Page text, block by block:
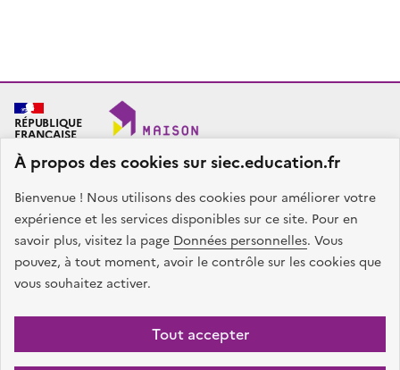
À propos des cookies sur siec.education.fr
Bienvenue ! Nous utilisons des cookies pour améliorer votre
expérience et les services disponibles sur ce site. Pour en
savoir plus, visitez la page Données personnelles. Vous
pouvez, à tout moment, avoir le contrôle sur les cookies que
vous souhaitez activer.
Tout accepter
RÉPUBLIQUE
FRANÇAISE
SIEC - Maison des examens
Académies de Créteil, Paris et Versailles
7, rue Ernest Renan
94749 ARCUEIL CEDEX
Nous contacter
facebook
x instagramlinkedin